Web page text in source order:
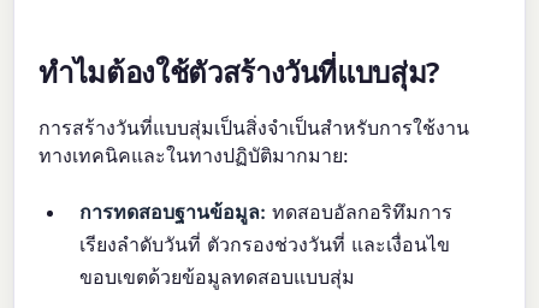
ทำไมต้องใช้ตัวสร้างวันที่แบบสุ่ม?
การสร้างวันที่แบบสุ่มเป็นสิ่งจำเป็นสำหรับการใช้งาน
ทางเทคนิคและในทางปฏิบัติมากมาย:
การทดสอบฐานข้อมูล: ทดสอบอัลกอริทึมการ
เรียงลำดับวันที่ ตัวกรองช่วงวันที่ และเงื่อนไข
ขอบเขตด้วยข้อมูลทดสอบแบบสุ่ม